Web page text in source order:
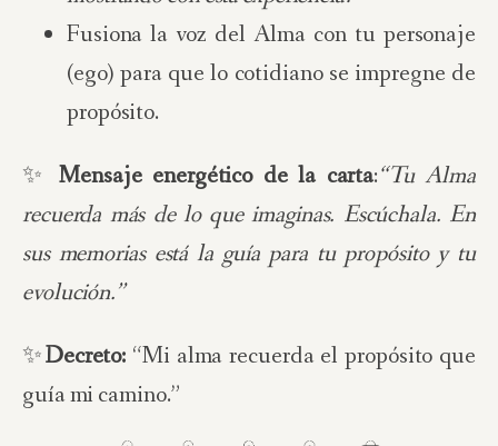
Fusiona la voz del Alma con tu personaje
(ego) para que lo cotidiano se impregne de
propósito.
✨Mensaje energético de la carta:“Tu Alma
recuerda más de lo que imaginas. Escúchala. En
sus memorias está la guía para tu propósito y tu
evolución.”
✨Decreto: “Mi alma recuerda el propósito que
guía mi camino.”